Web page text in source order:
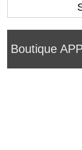
Boutique